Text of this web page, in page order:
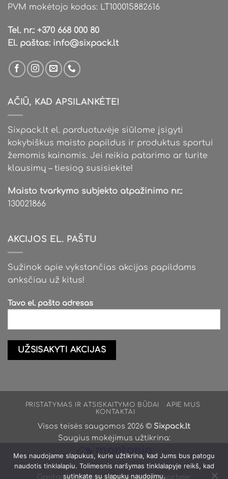
PVM mokėtojo kodas: LT100015882616
Tel. nr.: +370 668 000 80
El. paštas: info@sixpack.lt
AČIŪ, KAD APSILANKĖTE!
Sixpack.lt el. parduotuvėje siūlome įsigyti
kokybiškus maisto papildus ir produktus sportui
žemomis kainomis. Jei reikia patarimo ar turite
klausimų – tiesiog susisiekite!
Maisto tvarkymo subjekto atpažinimo nr.:
130021866
AKCIJOS EL. PAŠTU
Sužinok apie vykstančias akcijas papildams
anksčiau už kitus!
Tavo el. pašto adresas
PRISTATYMAS IR ATSISKAITYMO BŪDAI
APIE MUS
KONTAKTAI
Visos teisės saugomos 2026 © Sixpack.lt
Saugius mokėjimus užtikrina:
Greitas ir patogus atsiskaitymas kortele:
Mes naudojame slapukus, kurie užtikrina, kad Jums bus patogu
naudotis tinklalapiu. Tolimesnis naršymas tinklalapyje reikš, kad
sutinkate su slapukų naudojimu.